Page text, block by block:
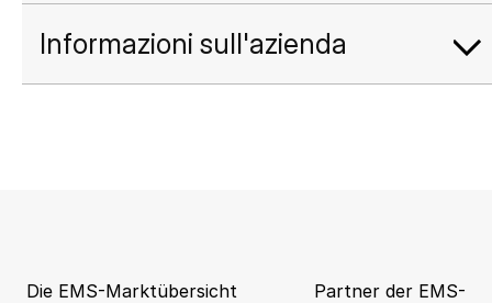
Informazioni sull'azienda
Die EMS-Marktübersicht
Partner der EMS-